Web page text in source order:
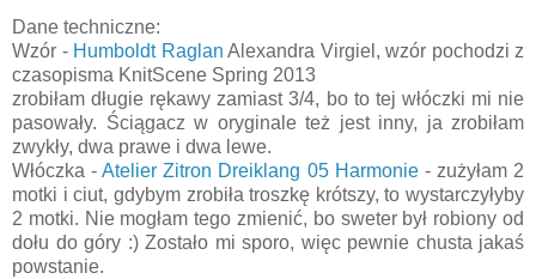
Dane techniczne:
Wzór - Humboldt Raglan Alexandra Virgiel, wzór pochodzi z
czasopisma KnitScene Spring 2013
zrobiłam długie rękawy zamiast 3/4, bo to tej włóczki mi nie
pasowały. Ściągacz w oryginale też jest inny, ja zrobiłam
zwykły, dwa prawe i dwa lewe.
Włóczka -Atelier Zitron Dreiklang 05 Harmonie- zużyłam 2
motki i ciut, gdybym zrobiła troszkę krótszy, to wystarczyłyby
2 motki. Nie mogłam tego zmienić, bo sweter był robiony od
dołu do góry :) Zostało mi sporo, więc pewnie chusta jakaś
powstanie.